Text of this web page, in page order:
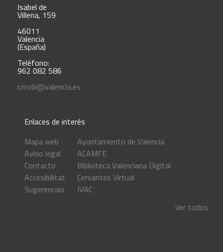
Isabel de
Villena, 159
46011
Valencia
(España)
Teléfono:
962 082 586
cmvbi@valencia.es
Enlaces de interés
Mapa web
Aviso legal
Contacto
Accesibilitat
Sugerencias
Ayuntamiento de Valencia
ACAMFE
Biblioteca Valenciana Digital
Cervantes Virtual
IVAC
Ver todos